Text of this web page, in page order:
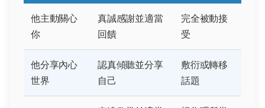
他主動關心
你
真誠感謝並適當
回饋
完全被動接
受
他分享內心
世界
認真傾聽並分享
自己
敷衍或轉移
話題